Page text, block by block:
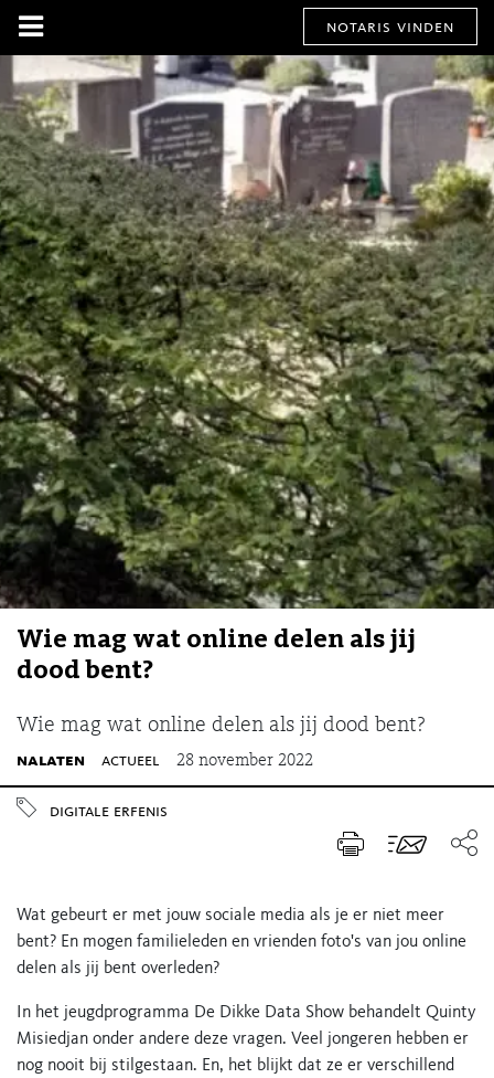
notaris vinden
Wie mag wat online delen als jij
dood bent?
Wie mag wat online delen als jij dood bent?
nalaten actueel 28 november 2022
digitale erfenis
Wat gebeurt er met jouw sociale media als je er niet meer
bent? En mogen familieleden en vrienden foto's van jou online
delen als jij bent overleden?
In het jeugdprogramma De Dikke Data Show behandelt Quinty
Misiedjan onder andere deze vragen. Veel jongeren hebben er
nog nooit bij stilgestaan. En, het blijkt dat ze er verschillend